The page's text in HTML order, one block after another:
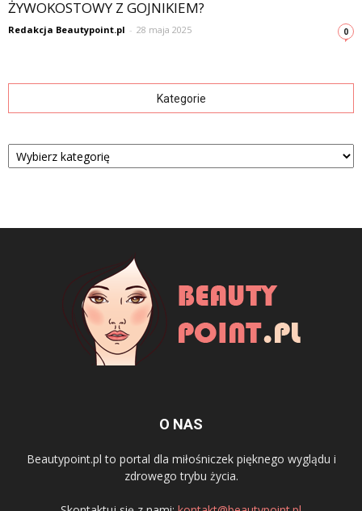
ŻYWOKOSTOWY Z GOJNIKIEM?
Redakcja Beautypoint.pl - 28 maja 2025 0
Kategorie
Kategorie
O NAS
Beautypoint.pl to portal dla miłośniczek pięknego wyglądu i
zdrowego trybu życia.